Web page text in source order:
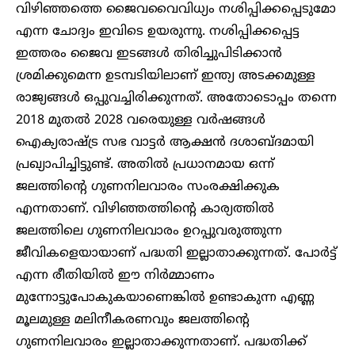
വിഴിഞ്ഞത്തെ ജൈവവൈവിധ്യം നശിപ്പിക്കപ്പെടുമോ
എന്ന ചോദ്യം ഇവിടെ ഉയരുന്നു. നശിപ്പിക്കപ്പെട്ട
ഇത്തരം ജൈവ ഇടങ്ങൾ തിരിച്ചുപിടിക്കാൻ
ശ്രമിക്കുമെന്ന ഉടമ്പടിയിലാണ് ഇന്ത്യ അടക്കമുള്ള
രാജ്യങ്ങൾ ഒപ്പുവച്ചിരിക്കുന്നത്. അതോടൊപ്പം തന്നെ
2018 മുതൽ 2028 വരെയുള്ള വർഷങ്ങൾ
ഐക്യരാഷ്ട്ര സഭ വാട്ടർ ആക്ഷൻ ദശാബ്ദമായി
പ്രഖ്യാപിച്ചിട്ടുണ്ട്. അതിൽ പ്രധാനമായ ഒന്ന്
ജലത്തിന്റെ ഗുണനിലവാരം സംരക്ഷിക്കുക
എന്നതാണ്. വിഴിഞ്ഞത്തിന്റെ കാര്യത്തിൽ
ജലത്തിലെ ഗുണനിലവാരം ഉറപ്പുവരുത്തുന്ന
ജീവികളെയായാണ് പദ്ധതി ഇല്ലാതാക്കുന്നത്. പോർട്ട്
എന്ന രീതിയിൽ ഈ നിർമ്മാണം
മുന്നോട്ടുപോകുകയാണെങ്കിൽ ഉണ്ടാകുന്ന എണ്ണ
മൂലമുള്ള മലിനീകരണവും ജലത്തിന്റെ
ഗുണനിലവാരം ഇല്ലാതാക്കുന്നതാണ്. പദ്ധതിക്ക്